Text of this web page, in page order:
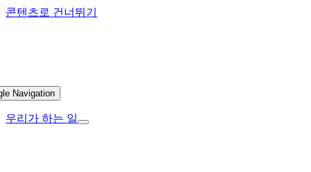
콘텐츠로 건너뛰기
Navigation
우리가 하는 일